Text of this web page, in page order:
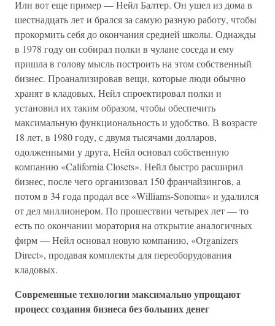
Или вот еще пример — Нейл Балтер. Он ушел из дома в
шестнадцать лет и брался за самую разную работу, чтобы
прокормить себя до окончания средней школы. Однажды
в 1978 году он собирал полки в чулане соседа и ему
пришла в голову мысль построить на этом собственный
бизнес. Проанализировав вещи, которые люди обычно
хранят в кладовых, Нейл спроектировал полки и
установил их таким образом, чтобы обеспечить
максимальную функциональность и удобство. В возрасте
18 лет, в 1980 году, с двумя тысячами долларов,
одолженными у друга, Нейл основал собственную
компанию «California Closets». Нейл быстро расширил
бизнес, после чего организовал 150 франчайзингов, а
потом в 34 года продал все «Williams-Sonoma» и удалился
от дел миллионером. По прошествии четырех лет — то
есть по окончании моратория на открытие аналогичных
фирм — Нейл основал новую компанию, «Organizers
Direct», продавая комплекты для переоборудования
кладовых.
Современные технологии максимально упрощают
процесс создания бизнеса без больших денег